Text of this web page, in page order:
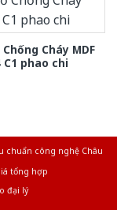
Cháy MDF
C1 phao chi
công nghệ Châu
tổng hợp
đại lý